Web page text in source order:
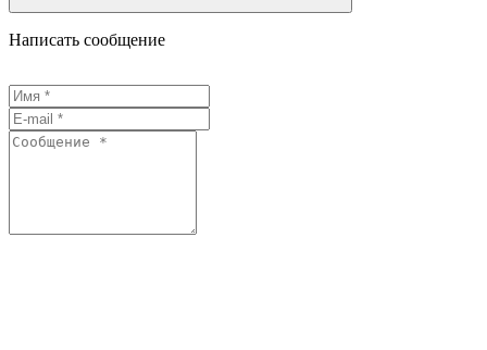
Написать сообщение